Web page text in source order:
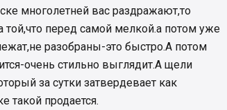
многолетней вас раздражают,то
той,что перед самой мелкой.а потом уже
разобраны-это быстро.А потом
очень стильно выглядит.А щели
за сутки затвердевает как
такой продается.